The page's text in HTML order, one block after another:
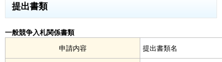
提出書類
一般競争入札関係書類
申請内容
提出書類名